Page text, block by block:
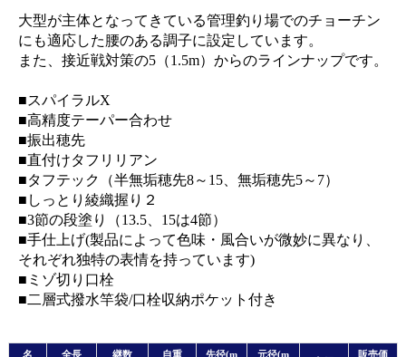
大型が主体となってきている管理釣り場でのチョーチン
にも適応した腰のある調子に設定しています。
また、接近戦対策の5（1.5m）からのラインナップです。
■スパイラルX
■高精度テーパー合わせ
■振出穂先
■直付けタフリリアン
■タフテック（半無垢穂先8～15、無垢穂先5～7）
■しっとり綾織握り２
■3節の段塗り（13.5、15は4節）
■手仕上げ(製品によって色味・風合いが微妙に異なり、
それぞれ独特の表情を持っています)
■ミゾ切り口栓
■二層式撥水竿袋/口栓収納ポケット付き
名
全長
継数
自重
先径(m
元径(m
販売価